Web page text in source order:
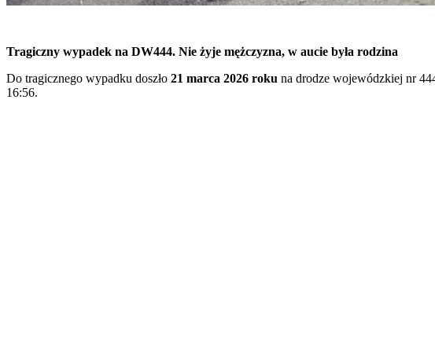
Tragiczny wypadek na DW444. Nie żyje mężczyzna, w aucie była rodzina
Do tragicznego wypadku doszło 21 marca 2026 roku na drodze wojewódzkiej nr
16:56.